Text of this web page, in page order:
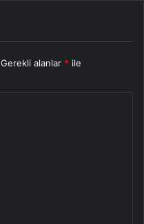
Gerekli alanlar * ile